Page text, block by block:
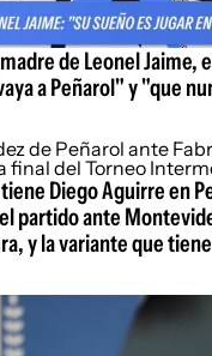
de Leonel Jaime,
a Peñarol" y "que
Diego Aguirre en
partido ante
y la variante que